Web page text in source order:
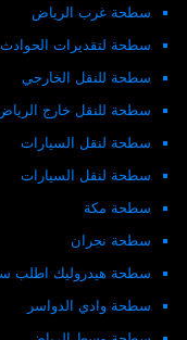
سطحة غرب الرياض
سطحة لتقديرات الحوادث
سطحة للنقل الخارجي
سطحة للنقل خارج
سطحة لنقل السيارات
سطحة لنقل السيارات
سطحة مكة
سطحة نجران
سطحة هيدروليك اطلب
سطحة وادي الدواسر